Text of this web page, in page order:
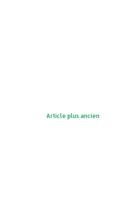
Article plus ancien